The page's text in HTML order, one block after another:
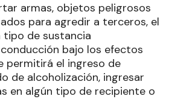
armas, objetos peligrosos
para agredir a terceros, el
tipo de sustancia
bajo los efectos
permitirá el ingreso de
de alcoholización, ingresar
en algún tipo de recipiente o